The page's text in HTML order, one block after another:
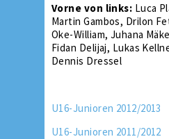
Vorne von links: Luca
Martin Gambos, Drilon
Oke-William, Juhana
Fidan Delijaj, Lukas
Dennis Dressel
U16-Junioren 2012/2013
U16-Junioren 2011/2012